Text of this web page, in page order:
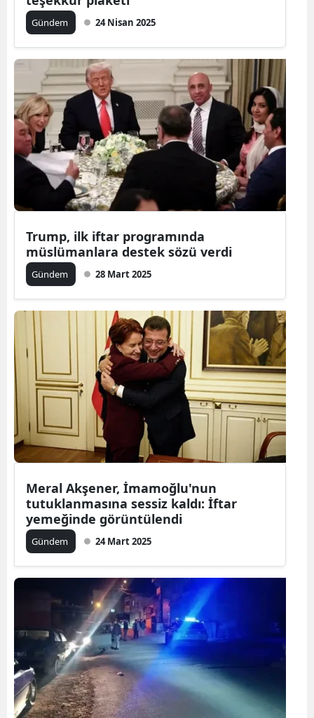
Gündem 24 Nisan 2025
Trump, ilk iftar programında
müslümanlara destek sözü verdi
Gündem 28 Mart 2025
Meral Akşener, İmamoğlu'nun
tutuklanmasına sessiz kaldı: İftar
yemeğinde görüntülendi
Gündem 24 Mart 2025